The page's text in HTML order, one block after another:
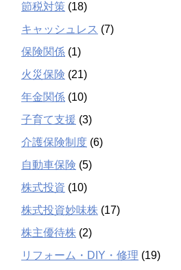
節税対策 (18)
キャッシュレス (7)
保険関係 (1)
火災保険 (21)
年金関係 (10)
子育て支援 (3)
介護保険制度 (6)
自動車保険 (5)
株式投資 (10)
株式投資妙味株 (17)
株主優待株 (2)
リフォーム・DIY・修理 (19)